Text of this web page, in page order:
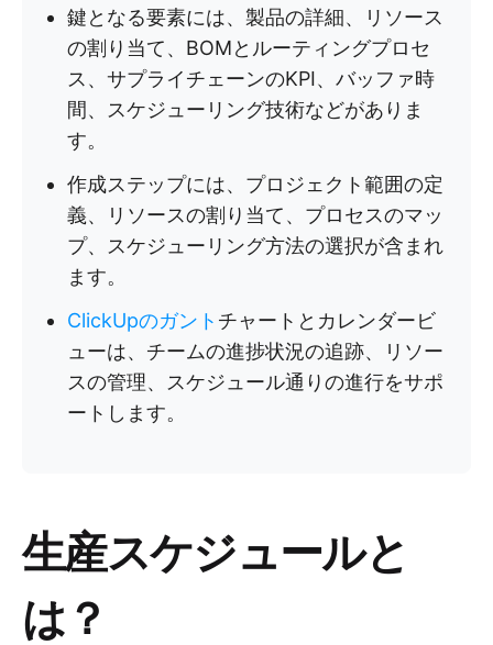
鍵となる要素には、製品の詳細、リソース
の割り当て、BOMとルーティングプロセ
ス、サプライチェーンのKPI、バッファ時
間、スケジューリング技術などがありま
す。
作成ステップには、プロジェクト範囲の定
義、リソースの割り当て、プロセスのマッ
プ、スケジューリング方法の選択が含まれ
ます。
ClickUpのガント チャートとカレンダービ
ューは、チームの進捗状況の追跡、リソー
スの管理、スケジュール通りの進行をサポ
ートします。
生産スケジュールと
は？